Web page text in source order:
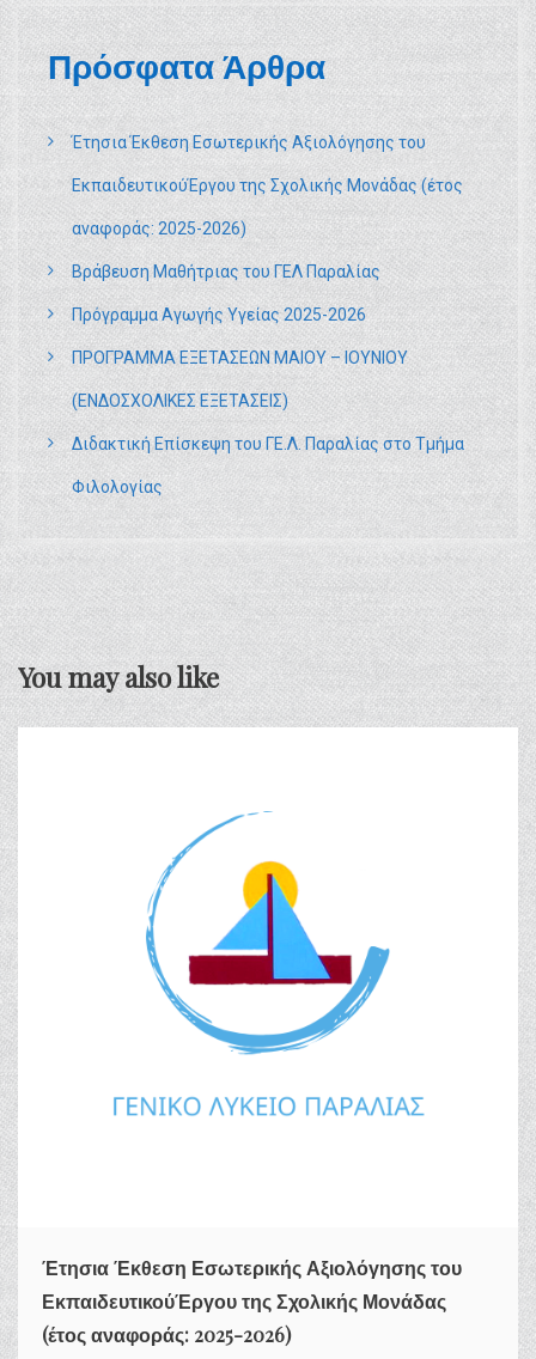
Πρόσφατα Άρθρα
Έτησια Έκθεση Εσωτερικής Αξιολόγησης του
ΕκπαιδευτικούΈργου της Σχολικής Μονάδας (έτος
αναφοράς: 2025-2026)
Βράβευση Μαθήτριας του ΓΕΛ Παραλίας
Πρόγραμμα Αγωγής Υγείας 2025-2026
ΠΡΟΓΡΑΜΜΑ ΕΞΕΤΑΣΕΩΝ ΜΑΙΟΥ – ΙΟΥΝΙΟΥ
(ΕΝΔΟΣΧΟΛΙΚΕΣ ΕΞΕΤΑΣΕΙΣ)
Διδακτική Επίσκεψη του ΓΕ.Λ. Παραλίας στο Τμήμα
Φιλολογίας
You may also like
Έτησια Έκθεση Εσωτερικής Αξιολόγησης του
ΕκπαιδευτικούΈργου της Σχολικής Μονάδας
(έτος αναφοράς: 2025-2026)